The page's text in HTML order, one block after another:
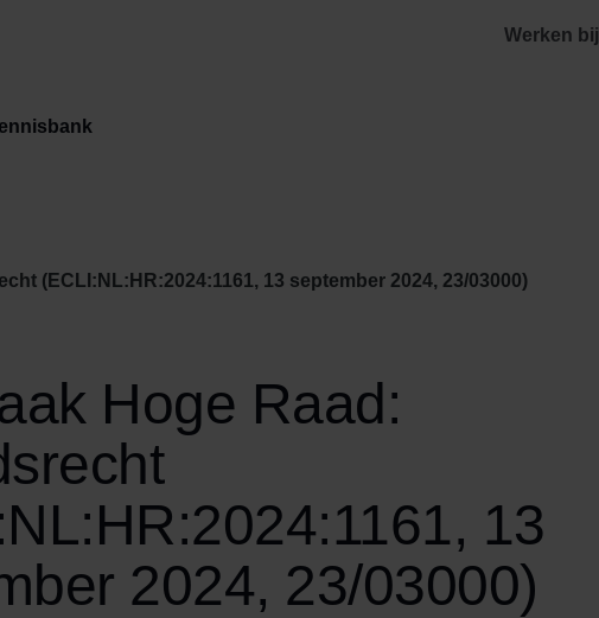
Werken bij
(ECLI:NL:HR:2024:1161, 13 september 2024, 23/03000)
Hoge Raad:
13
2024, 23/03000)